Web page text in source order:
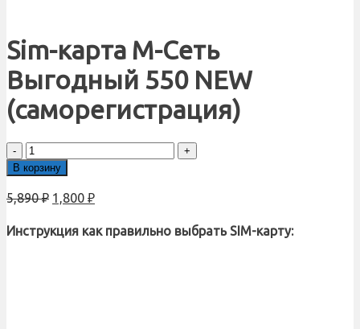
Sim-карта М-Сеть
Выгодный 550 NEW
(саморегистрация)
Количество
товара
Sim-
карта
М-
Выгодный
В корзину
5,890₽ 1,800 ₽
Инструкция как правильно выбрать SIM-карту: